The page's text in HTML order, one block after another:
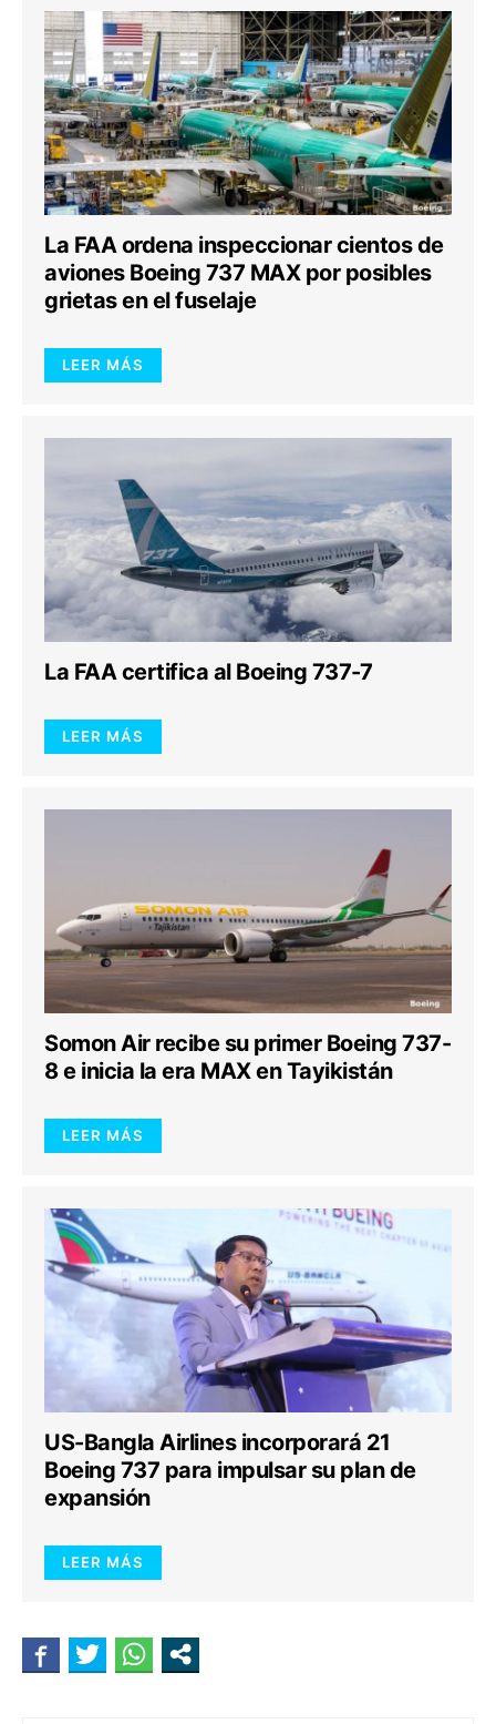
La FAA ordena inspeccionar cientos de
aviones Boeing 737 MAX por posibles
grietas en el fuselaje
LEER MÁS
La FAA certifica al Boeing 737-7
LEER MÁS
Somon Air recibe su primer Boeing 737-
8 e inicia la era MAX en Tayikistán
LEER MÁS
US-Bangla Airlines incorporará 21
Boeing 737 para impulsar su plan de
expansión
LEER MÁS